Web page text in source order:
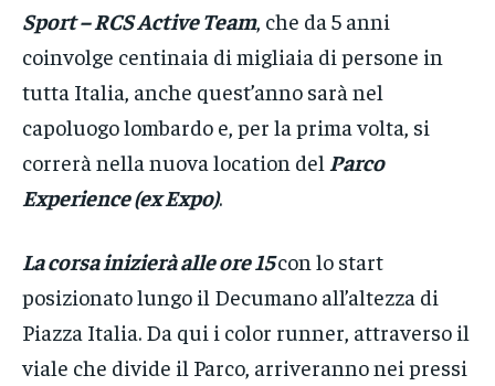
Sport – RCS Active Team, che da 5 anni
coinvolge centinaia di migliaia di persone in
tutta Italia, anche quest’anno sarà nel
capoluogo lombardo e, per la prima volta, si
correrà nella nuova location del Parco
Experience (ex Expo).
La corsa inizierà alle ore 15con lo start
posizionato lungo il Decumano all’altezza di
Piazza Italia. Da qui i color runner, attraverso il
viale che divide il Parco, arriveranno nei pressi